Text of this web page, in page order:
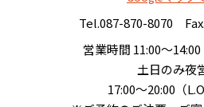
Tel.087-870-8070
営業時間 11:00〜14:00
土日のみ夜
17:00〜20:00（